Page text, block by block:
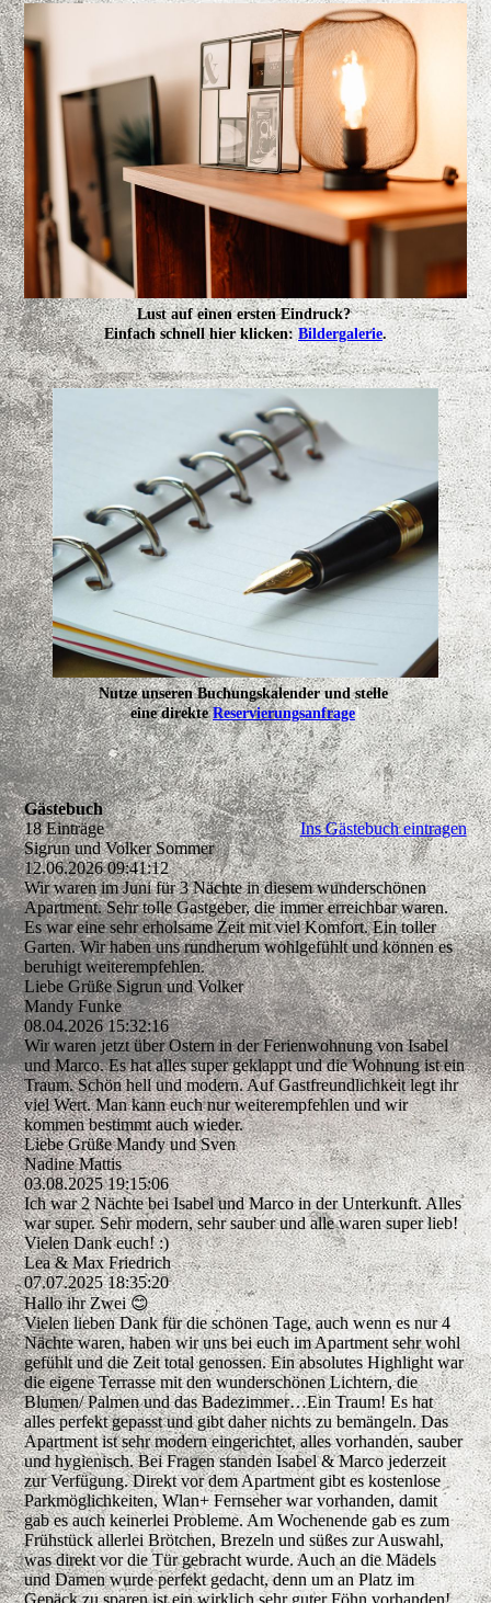
Lust auf einen ersten Eindruck?
Einfach schnell hier klicken:Bildergalerie.
Nutze unseren Buchungskalender und stelle
eine direkteReservierungsanfrage!
Gästebuch
18 Einträge
Ins Gästebuch eintragen
Sigrun und Volker Sommer
12.06.2026 09:41:12
Wir waren im Juni für 3 Nächte in diesem wunderschönen
Apartment. Sehr tolle Gastgeber, die immer erreichbar waren.
Es war eine sehr erholsame Zeit mit viel Komfort. Ein toller
Garten. Wir haben uns rundherum wohlgefühlt und können es
beruhigt weiterempfehlen.
Liebe Grüße Sigrun und Volker
Mandy Funke
08.04.2026 15:32:16
Wir waren jetzt über Ostern in der Ferienwohnung von Isabel
und Marco. Es hat alles super geklappt und die Wohnung ist ein
Traum. Schön hell und modern. Auf Gastfreundlichkeit legt ihr
viel Wert. Man kann euch nur weiterempfehlen und wir
kommen bestimmt auch wieder.
Liebe Grüße Mandy und Sven
Nadine Mattis
03.08.2025 19:15:06
Ich war 2 Nächte bei Isabel und Marco in der Unterkunft. Alles
war super. Sehr modern, sehr sauber und alle waren super lieb!
Vielen Dank euch! :)
Lea & Max Friedrich
07.07.2025 18:35:20
Hallo ihr Zwei 😊
Vielen lieben Dank für die schönen Tage, auch wenn es nur 4
Nächte waren, haben wir uns bei euch im Apartment sehr wohl
gefühlt und die Zeit total genossen. Ein absolutes Highlight war
die eigene Terrasse mit den wunderschönen Lichtern, die
Blumen/ Palmen und das Badezimmer…Ein Traum! Es hat
alles perfekt gepasst und gibt daher nichts zu bemängeln. Das
Apartment ist sehr modern eingerichtet, alles vorhanden, sauber
und hygienisch. Bei Fragen standen Isabel & Marco jederzeit
zur Verfügung. Direkt vor dem Apartment gibt es kostenlose
Parkmöglichkeiten, Wlan+ Fernseher war vorhanden, damit
gab es auch keinerlei Probleme. Am Wochenende gab es zum
Frühstück allerlei Brötchen, Brezeln und süßes zur Auswahl,
was direkt vor die Tür gebracht wurde. Auch an die Mädels
und Damen wurde perfekt gedacht, denn um an Platz im
Gepäck zu sparen ist ein wirklich sehr guter Föhn vorhanden!